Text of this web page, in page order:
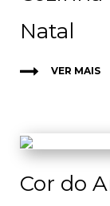
Natal
VER MAIS
Cor do